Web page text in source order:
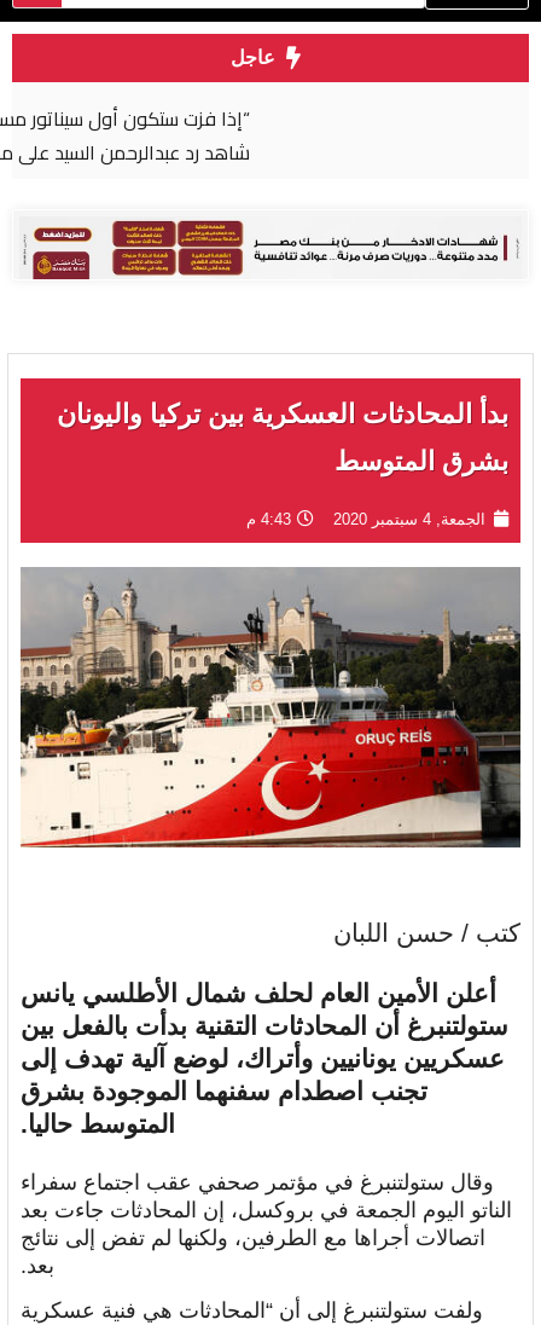
عاجل
“إذا فزت ستكون أول سيناتور مسلم بتاريخ أمريكا”..
شاهد رد عبدالرحمن السيد على مذيعة CNN
بدأ المحادثات العسكرية بين تركيا واليونان
بشرق المتوسط
الجمعة, 4 سبتمبر 2020 4:43 م
كتب / حسن اللبان
أعلن الأمين العام لحلف شمال الأطلسي يانس
ستولتنبرغ أن المحادثات التقنية بدأت بالفعل بين
عسكريين يونانيين وأتراك، لوضع آلية تهدف إلى
تجنب اصطدام سفنهما الموجودة بشرق
المتوسط حاليا.
وقال ستولتنبرغ في مؤتمر صحفي عقب اجتماع سفراء
الناتو اليوم الجمعة في بروكسل، إن المحادثات جاءت بعد
اتصالات أجراها مع الطرفين، ولكنها لم تفض إلى نتائج
بعد.
ولفت ستولتنبرغ إلى أن “المحادثات هي فنية عسكرية